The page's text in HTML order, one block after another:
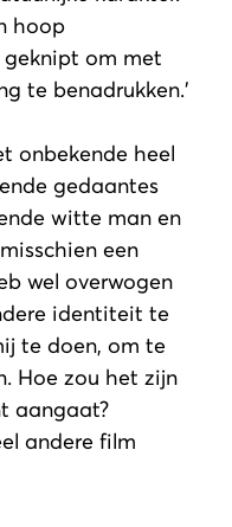
hoop
om met
te benadrukken.’
onbekende heel
gedaantes
witte man en
een
wel overwogen
identiteit te
te doen, om te
Hoe zou het zijn
aangaat?
andere film